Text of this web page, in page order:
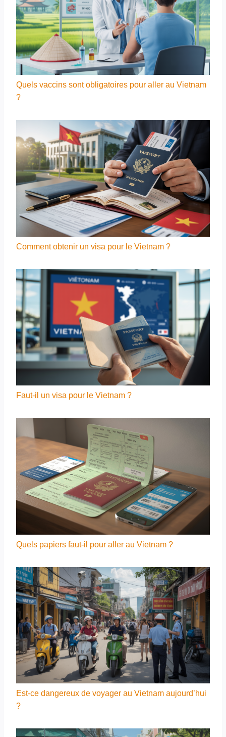
Quels vaccins sont obligatoires pour aller au Vietnam
?
Comment obtenir un visa pour le Vietnam ?
Faut-il un visa pour le Vietnam ?
Quels papiers faut-il pour aller au Vietnam ?
Est-ce dangereux de voyager au Vietnam aujourd’hui
?